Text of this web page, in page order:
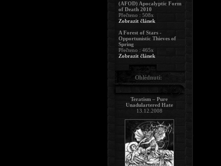
(AFOD) Apocalyptic Form
of Death 2010
Přečteno : 508x
Zobrazit článek
A Forest of Stars -
Opportunistic Thieves of
Spring
Přečteno : 465x
Zobrazit článek
Ohlédnutí:
Teratism – Pure
Unadulartered Hate
13.12.2008